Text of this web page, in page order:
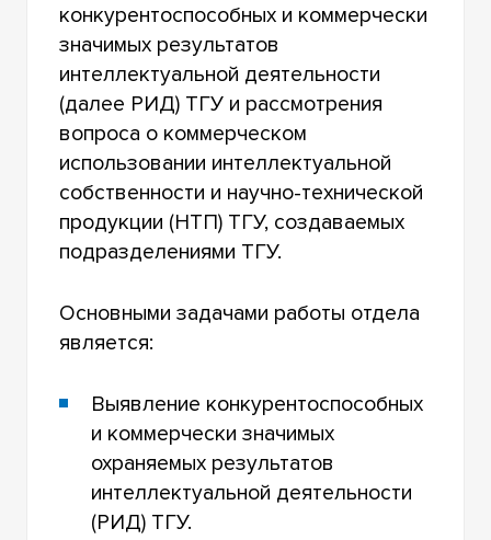
конкурентоспособных и коммерчески
значимых результатов
интеллектуальной деятельности
(далее РИД) ТГУ и рассмотрения
вопроса о коммерческом
использовании интеллектуальной
собственности и научно-технической
продукции (НТП) ТГУ, создаваемых
подразделениями ТГУ.
Основными задачами работы отдела
является:
Выявление конкурентоспособных
и коммерчески значимых
охраняемых результатов
интеллектуальной деятельности
(РИД) ТГУ.